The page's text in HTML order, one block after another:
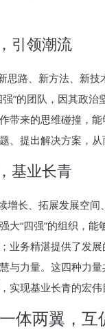
引领潮流
思路、新方法、新
”的团队，因其政
带来的思维碰撞，
、提出解决方案，
基业长青
增长、拓展发展空
大“四强”的组织，
业务精湛提供了发
与力量。这四种力
实现基业长青的宏伟
体两翼，互